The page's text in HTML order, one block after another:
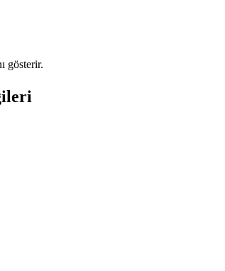
gösterir.